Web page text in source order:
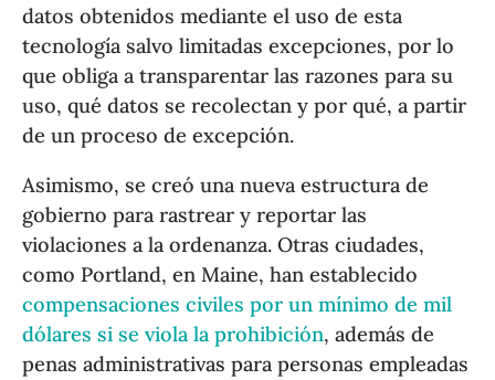
datos obtenidos mediante el uso de esta
tecnología salvo limitadas excepciones, por lo
que obliga a transparentar las razones para su
uso, qué datos se recolectan y por qué, a partir
de un proceso de excepción.
Asimismo, se creó una nueva estructura de
gobierno para rastrear y reportar las
violaciones a la ordenanza. Otras ciudades,
como Portland, en Maine, han establecido
compensaciones civiles por un mínimo de mil
dólares si se viola la prohibición, además de
penas administrativas para personas empleadas